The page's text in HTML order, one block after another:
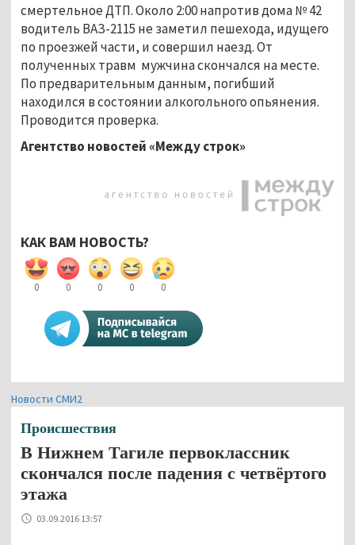
смертельное ДТП. Около 2:00 напротив дома № 42
водитель ВАЗ-2115 не заметил пешехода, идущего
по проезжей части, и совершил наезд. От
полученных травм мужчина скончался на месте.
По предварительным данным, погибший
находился в состоянии алкогольного опьянения.
Проводится проверка.
Агентство новостей «Между строк»
КАК ВАМ НОВОСТЬ?
0 0 0 0 0
Новости СМИ2
Происшествия
В Нижнем Тагиле первоклассник
скончался после падения с четвёртого
этажа
03.09.2016 13:57